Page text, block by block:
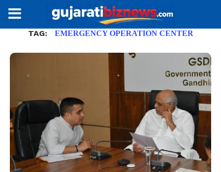
TAG: EMERGENCY OPERATION CENTER